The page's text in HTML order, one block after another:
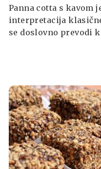
Panna cotta s kavom
interpretacija
se doslovno prevodi